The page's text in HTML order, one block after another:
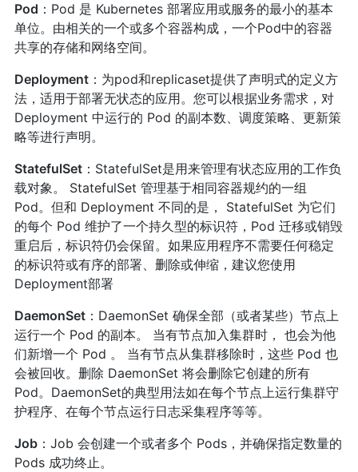
Pod ：Pod 是 Kubernetes 部署应用或服务的最小的基本
单位。由相关的一个或多个容器构成，一个Pod中的容器
共享的存储和网络空间。
Deployment：为pod和replicaset提供了声明式的定义方
法，适用于部署无状态的应用。您可以根据业务需求，对
Deployment 中运行的 Pod 的副本数、调度策略、更新策
略等进行声明。
StatefulSet：StatefulSet是用来管理有状态应用的工作负
载对象。 StatefulSet 管理基于相同容器规约的一组
Pod。但和 Deployment 不同的是， StatefulSet 为它们
的每个 Pod 维护了一个持久型的标识符，Pod 迁移或销毁
重启后，标识符仍会保留。如果应用程序不需要任何稳定
的标识符或有序的部署、删除或伸缩，建议您使用
Deployment部署
DaemonSet：DaemonSet 确保全部（或者某些）节点上
运行一个 Pod 的副本。 当有节点加入集群时， 也会为他
们新增一个 Pod 。 当有节点从集群移除时，这些 Pod 也
会被回收。删除 DaemonSet 将会删除它创建的所有
Pod。DaemonSet的典型用法如在每个节点上运行集群守
护程序、在每个节点运行日志采集程序等等。
Job：Job 会创建一个或者多个 Pods，并确保指定数量的
Pods 成功终止。